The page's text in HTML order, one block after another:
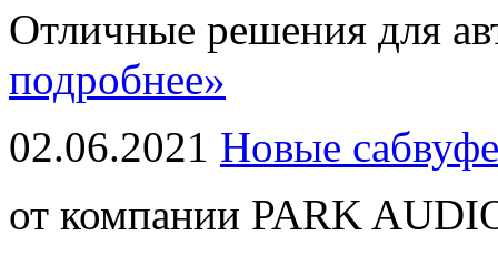
Отличные решения для
подробнее»
02.06.2021 Новые
от компании PARK